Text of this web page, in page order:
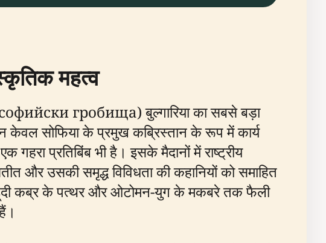
महत्व
гробища) बुल्गारिया का सबसे बड़ा
सोफिया के प्रमुख कब्रिस्तान के रूप में कार्य
गहरा प्रतिबिंब भी है। इसके मैदानों में राष्ट्रीय
और उसकी समृद्ध विविधता की कहानियों को समाहित
कब्र के पत्थर और ओटोमन-युग के मकबरे तक फैली